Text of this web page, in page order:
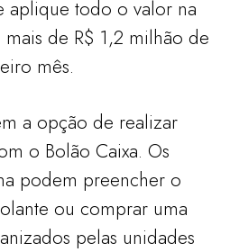
aplique todo o valor na
de R$ 1,2 milhão de
mês.
a opção de realizar
o Bolão Caixa. Os
podem preencher o
ou comprar uma
pelas unidades